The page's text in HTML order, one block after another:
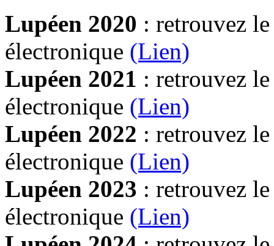
Lupéen 2020 : retrouvez
électronique (Lien)
Lupéen 2021 : retrouvez
électronique (Lien)
Lupéen 2022 : retrouvez
électronique (Lien)
Lupéen 2023 : retrouvez
électronique (Lien)